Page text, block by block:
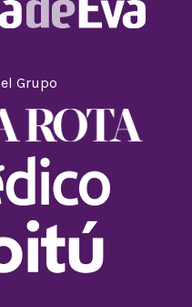
Grupo